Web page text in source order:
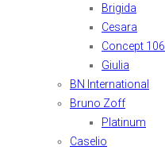
Brigida
Cesara
Concept 106
Giulia
BN International
Bruno Zoff
Platinum
Caselio